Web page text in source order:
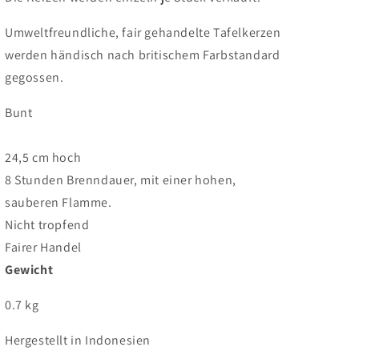
Umweltfreundliche, fair gehandelte Tafelkerzen
werden händisch nach britischem Farbstandard
gegossen.
Bunt
24,5 cm hoch
8 Stunden Brenndauer, mit einer hohen,
sauberen Flamme.
Nicht tropfend
Fairer Handel
Gewicht
0.7 kg
Hergestellt in Indonesien